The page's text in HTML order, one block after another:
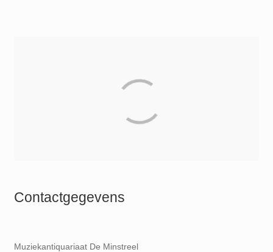
Contactgegevens
Muziekantiquariaat De Minstreel